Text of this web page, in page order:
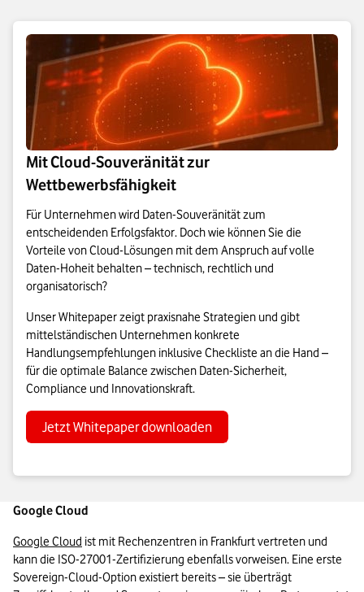
Mit Cloud-Souveränität zur
Wettbewerbsfähigkeit
Für Unternehmen wird Daten-Souveränität zum
entscheidenden Erfolgsfaktor. Doch wie können Sie die
Vorteile von Cloud-Lösungen mit dem Anspruch auf volle
Daten-Hoheit behalten – technisch, rechtlich und
organisatorisch?
Unser Whitepaper zeigt praxisnahe Strategien und gibt
mittelständischen Unternehmen konkrete
Handlungsempfehlungen inklusive Checkliste an die Hand –
für die optimale Balance zwischen Daten-Sicherheit,
Compliance und Innovationskraft.
Jetzt Whitepaper downloaden
Google Cloud
Google Cloud ist mit Rechenzentren in Frankfurt vertreten und
kann die ISO-27001-Zertifizierung ebenfalls vorweisen. Eine erste
Sovereign-Cloud-Option existiert bereits – sie überträgt